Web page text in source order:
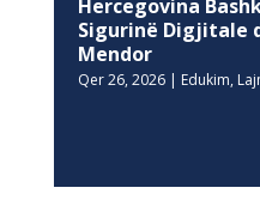
Hercegovina
Sigurinë Digjitale
Mendor
Qer 26, 2026| Edukim,